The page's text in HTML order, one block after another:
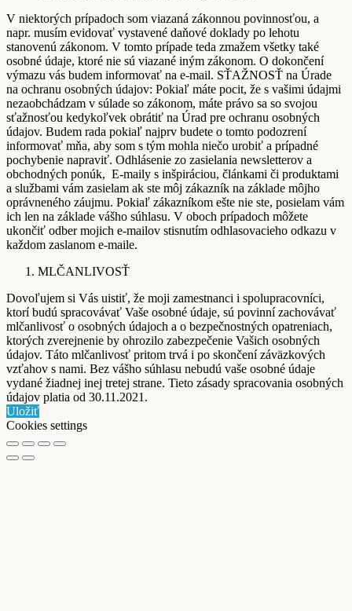
V niektorých prípadoch som viazaná zákonnou povinnosťou, a
napr. musím evidovať vystavené daňové doklady po lehotu
stanovenú zákonom. V tomto prípade teda zmažem všetky také
osobné údaje, ktoré nie sú viazané iným zákonom. O dokončení
výmazu vás budem informovať na e-mail. SŤAŽNOSŤ na Úrade
na ochranu osobných údajov: Pokiaľ máte pocit, že s vašimi údajmi
nezaobchádzam v súlade so zákonom, máte právo sa so svojou
sťažnosťou kedykoľvek obrátiť na Úrad pre ochranu osobných
údajov. Budem rada pokiaľ najprv budete o tomto podozrení
informovať mňa, aby som s tým mohla niečo urobiť a prípadné
pochybenie napraviť. Odhlásenie zo zasielania newsletterov a
obchodných ponúk, E-maily s inšpiráciou, článkami či produktami
a službami vám zasielam ak ste môj zákazník na základe môjho
oprávneného záujmu. Pokiaľ zákazníkom ešte nie ste, posielam vám
ich len na základe vášho súhlasu. V oboch prípadoch môžete
ukončiť odber mojich e-mailov stisnutím odhlasovacieho odkazu v
každom zaslanom e-maile.
MLČANLIVOSŤ
Dovoľujem si Vás uistiť, že moji zamestnanci i spolupracovníci,
ktorí budú spracovávať Vaše osobné údaje, sú povinní zachovávať
mlčanlivosť o osobných údajoch a o bezpečnostných opatreniach,
ktorých zverejnenie by ohrozilo zabezpečenie Vašich osobných
údajov. Táto mlčanlivosť pritom trvá i po skončení záväzkových
vzťahov s nami. Bez vášho súhlasu nebudú vaše osobné údaje
vydané žiadnej inej tretej strane. Tieto zásady spracovania osobných
údajov platia od 30.11.2021.
Uložiť
Cookies settings